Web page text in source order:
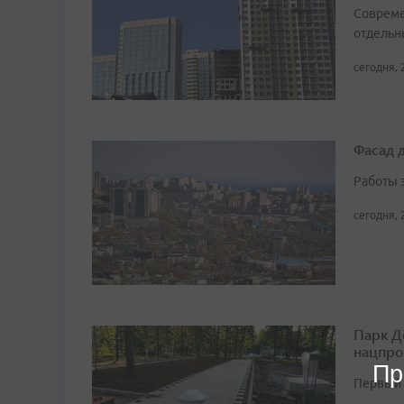
сегодня,
Фасад
Работы
сегодня,
Парк
Первый